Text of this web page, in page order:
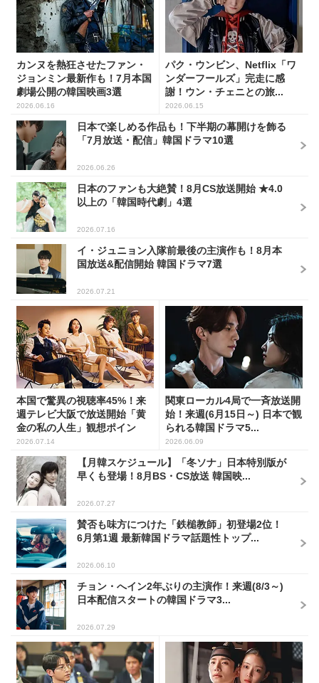
カンヌを熱狂させたファン・
ジョンミン最新作も！7月本国
劇場公開の韓国映画3選
2026.06.16
パク・ウンビン、Netflix「ワ
ンダーフールズ」完走に感
謝！ウン・チェニとの旅...
2026.06.15
日本で楽しめる作品も！下半期の幕開けを飾る
「7月放送・配信」韓国ドラマ10選
2026.06.26
日本のファンも大絶賛！8月CS放送開始 ★4.0
以上の「韓国時代劇」4選
2026.07.16
イ・ジュニョン入隊前最後の主演作も！8月本
国放送&配信開始 韓国ドラマ7選
2026.07.21
本国で驚異の視聴率45%！来
週テレビ大阪で放送開始「黄
金の私の人生」観想ポイン
ト...
2026.07.14
関東ローカル4局で一斉放送開
始！来週(6月15日～) 日本で観
られる韓国ドラマ5...
2026.06.09
【月韓スケジュール】「冬ソナ」日本特別版が
早くも登場！8月BS・CS放送 韓国映...
2026.07.27
賛否も味方につけた「鉄槌教師」初登場2位！
6月第1週 最新韓国ドラマ話題性トップ...
2026.06.10
チョン・へイン2年ぶりの主演作！来週(8/3～)
日本配信スタートの韓国ドラマ3...
2026.07.29